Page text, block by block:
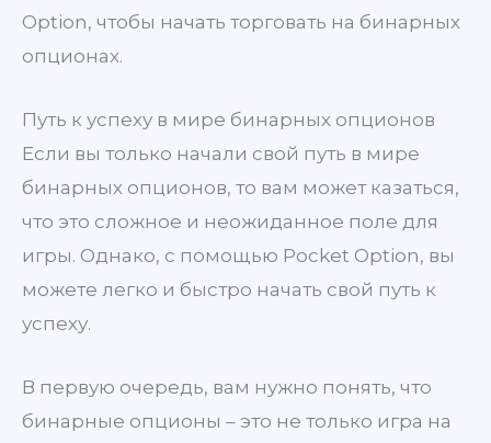
Option, чтобы начать торговать на бинарных
опционах.
Путь к успеху в мире бинарных опционов
Если вы только начали свой путь в мире
бинарных опционов, то вам может казаться,
что это сложное и неожиданное поле для
игры. Однако, с помощью Pocket Option, вы
можете легко и быстро начать свой путь к
успеху.
В первую очередь, вам нужно понять, что
бинарные опционы – это не только игра на